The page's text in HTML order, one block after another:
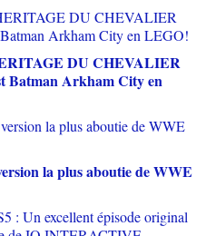
DU CHEVALIER
Batman Arkham City en
la plus aboutie de WWE